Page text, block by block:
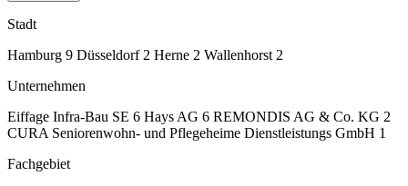
Stadt
Hamburg 9 Düsseldorf 2 Herne 2 Wallenhorst 2
Unternehmen
Eiffage Infra-Bau SE 6 Hays AG 6 REMONDIS AG & Co. KG 2
CURA Seniorenwohn- und Pflegeheime Dienstleistungs GmbH 1
Fachgebiet